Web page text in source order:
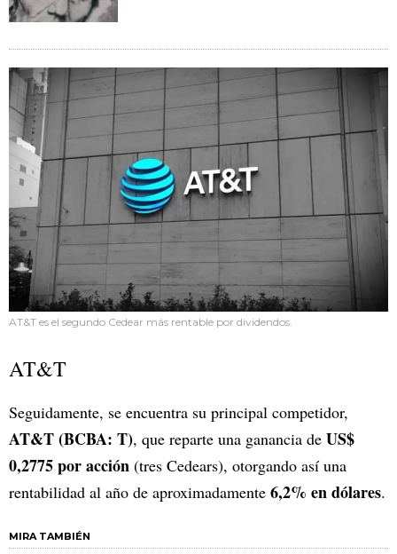
AT&T es el segundo Cedear más rentable por dividendos.
AT&T
Seguidamente, se encuentra su principal competidor,
AT&T (BCBA: T), que reparte una ganancia de US$
0,2775 por acción (tres Cedears), otorgando así una
rentabilidad al año de aproximadamente 6,2% en dólares.
MIRA TAMBIÉN